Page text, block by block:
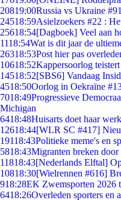
20819:00Russia vs Ukraine #91
24518:59Asielzoekers #22 :
25618:54[Dagboek] Veel aan
1118:54Wat is dit jaar de
26318:53Post hier pas
10618:52Kappersoorlog
14518:52[SBS6] Vandaag
4518:50Oorlog in Oekraïne
7018:49Progressieve
Michigan
6418:48Huisarts doet haar
12618:44[WLR SC #417]
19118:43Politieke meme's en
5818:43Migranten breken door
11818:43[Nederlands Elftal]
10818:30[Wielrennen #616]
918:28EK Zwemsporten 2026
6418:26Overleden sporters en